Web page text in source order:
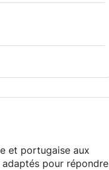
et portugaise aux
pour répondre